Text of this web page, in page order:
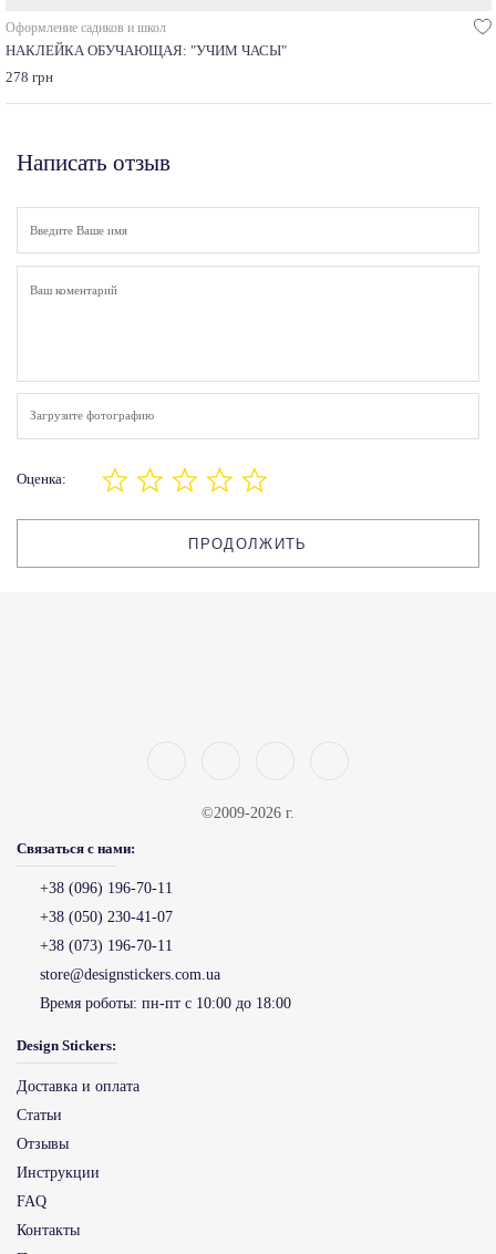
Оформление садиков и школ
НАКЛЕЙКА ОБУЧАЮЩАЯ: "УЧИМ ЧАСЫ"
278 грн
Написать отзыв
Загрузите фотографию
Оценка:
ПРОДОЛЖИТЬ
©2009-2026 г.
Связаться с нами:
+38 (096) 196-70-11
+38 (050) 230-41-07
+38 (073) 196-70-11
store@designstickers.com.ua
Время роботы: пн-пт с 10:00 до 18:00
Design Stickers:
Доставка и оплата
Статьи
Отзывы
Инструкции
FAQ
Контакты